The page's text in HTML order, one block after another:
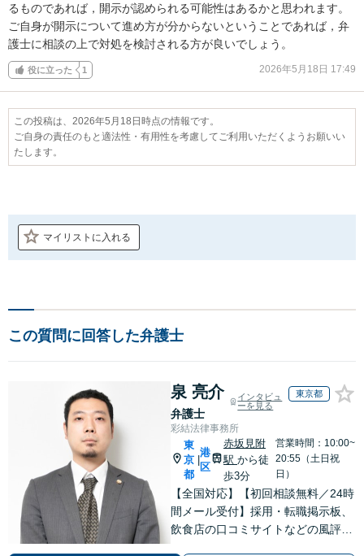
るものであれば，開示が認められる可能性はあるかと思われます。
ご自身が開示について進め方が分からないということであれば，弁
護士に相談の上で対処を検討される方が良いでしょう。
役に立った 1 2026年5月18日 17:49
この投稿は、2026年5月18日時点の情報です。
ご自身の責任のもと適法性・有用性を考慮してご利用いただくようお願いい
たします。
マイリストに入れる
この質問に回答した弁護士
泉 亮介
弁護士
インタビュ
ーを見る
東京都
彩結法律事務所
東
京
都
港
区
赤坂見附
駅 から徒
歩3分
営業時間：10:00~
20:55（土日祝
日）
【全国対応】【初回相談無料／24時
間メール受付】採用・転職掲示板、
飲食店の口コミサイトなどの風評被